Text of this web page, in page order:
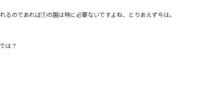
るのであれば①の園は特に必要ないですよね、とりあえず今は。
は？